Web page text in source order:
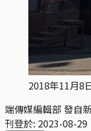
2018年11月8
端傳媒編輯部 發自
刊登於: 2023-08-29